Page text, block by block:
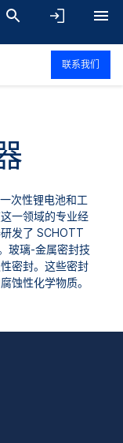
联系我们
次性锂电池和工
一领域的专业经
发了 SCHOTT
玻璃-金属密封技
密封。这些密封
蚀性化学物质。